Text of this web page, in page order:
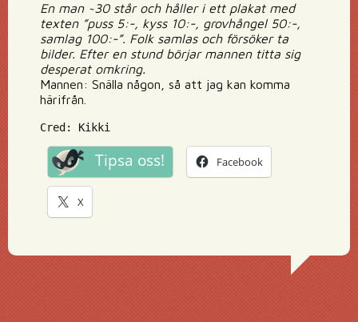
En man ~30 står och håller i ett plakat med
texten ”puss 5:-, kyss 10:-, grovhångel 50:-,
samlag 100:-”. Folk samlas och försöker ta
bilder. Efter en stund börjar mannen titta sig
desperat omkring.
Mannen: Snälla någon, så att jag kan komma
härifrån.
Cred: Kikki
Tipsa oss! Facebook
X